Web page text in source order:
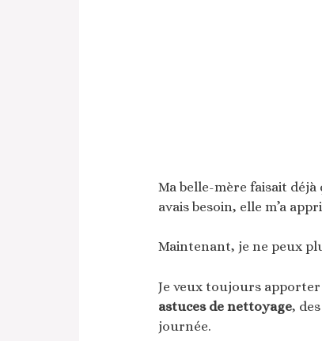
Ma belle-mère faisait déjà
avais besoin, elle m’a
Maintenant, je ne peux
Je veux toujours
astuces de nettoyage, des
journée.